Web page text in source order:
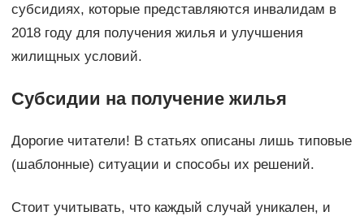
субсидиях, которые представляются инвалидам в
2018 году для получения жилья и улучшения
жилищных условий.
Субсидии на получение жилья
Дорогие читатели! В статьях описаны лишь типовые
(шаблонные) ситуации и способы их решений.
Стоит учитывать, что каждый случай уникален, и